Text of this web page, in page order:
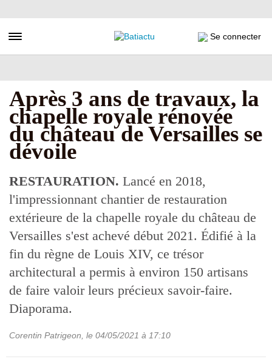
au
principal
Toggle navigation Se connecter
Après 3 ans de travaux, la
chapelle royale rénovée
du château de Versailles se
dévoile
RESTAURATION. Lancé en 2018,
l'impressionnant chantier de restauration
extérieure de la chapelle royale du château de
Versailles s'est achevé début 2021. Édifié à la
fin du règne de Louis XIV, ce trésor
architectural a permis à environ 150 artisans
de faire valoir leurs précieux savoir-faire.
Diaporama.
Corentin Patrigeon , le 04/05/2021 à 17:10